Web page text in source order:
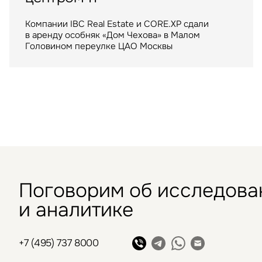
Компании IBC Real Estate и CORE.XP сдали
в аренду особняк «Дом Чехова» в Малом
Головином переулке ЦАО Москвы
Компания IBC Real Estate выступила
консультантом сделки по аренде в Шымкенте
московских ТРЦ
Поговорим об
и аналитике
+7 (495) 737 8000